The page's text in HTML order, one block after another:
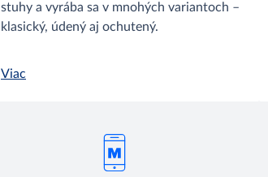
stuhy a vyrába sa v mnohých variantoch –
klasický, údený aj ochutený.
Viac